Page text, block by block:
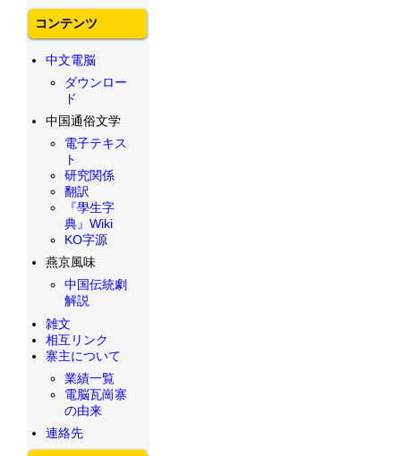
コンテンツ
中文電脳
ダウンロー
ド
中国通俗文学
電子テキス
ト
研究関係
翻訳
『學生字
典』Wiki
KO字源
燕京風味
中国伝統劇
解説
雑文
相互リンク
寨主について
業績一覧
電脳瓦崗寨
の由来
連絡先